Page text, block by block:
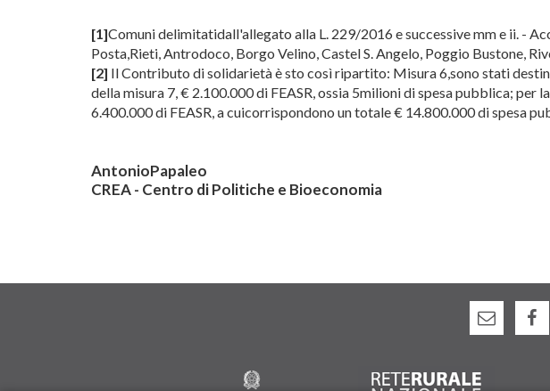
[1]Comuni delimitatidall'allegato alla L. 229/2016 e successive mm e ii. -
Posta,Rieti, Antrodoco, Borgo Velino, Castel S. Angelo, Poggio Bustone,
[2] Il Contributo di solidarietà è sto così ripartito: Misura 6,sono stati
della misura 7, € 2.100.000 di FEASR, ossia 5milioni di spesa pubblica; per
6.400.000 di FEASR, a cuicorrispondono un totale € 14.800.000 di spesa
AntonioPapaleo
CREA - Centro di Politiche e Bioeconomia